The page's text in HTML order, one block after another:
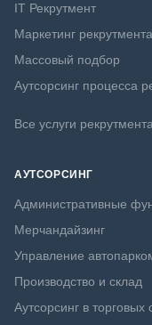
IT Рекрутмент
Маркетинг рекрутмента
Массовый подбор
Аутсорсинг процесса
Все услуги рекрутмента
АУТСОРСИНГ
Административные
Мерчандайзинг
Управление
Производство и склад
Аутсорсинг в торговых